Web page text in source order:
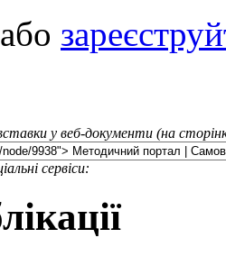
або
у веб-документи (на
сервіси: